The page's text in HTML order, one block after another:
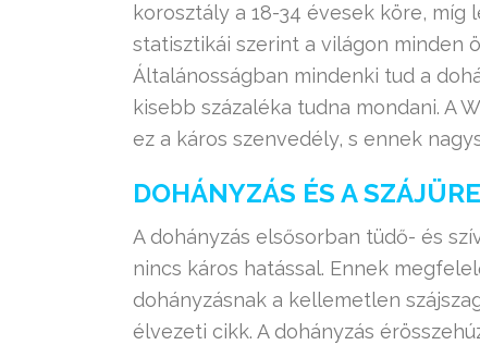
korosztály a 18-34 évesek köre, míg
statisztikái szerint a világon minden
Általánosságban mindenki tud a
kisebb százaléka tudna mondani. A
ez a káros szenvedély, s ennek
DOHÁNYZÁS ÉS A
A dohányzás elsősorban tüdő- és
nincs káros hatással. Ennek
dohányzásnak a kellemetlen
élvezeti cikk. A dohányzás